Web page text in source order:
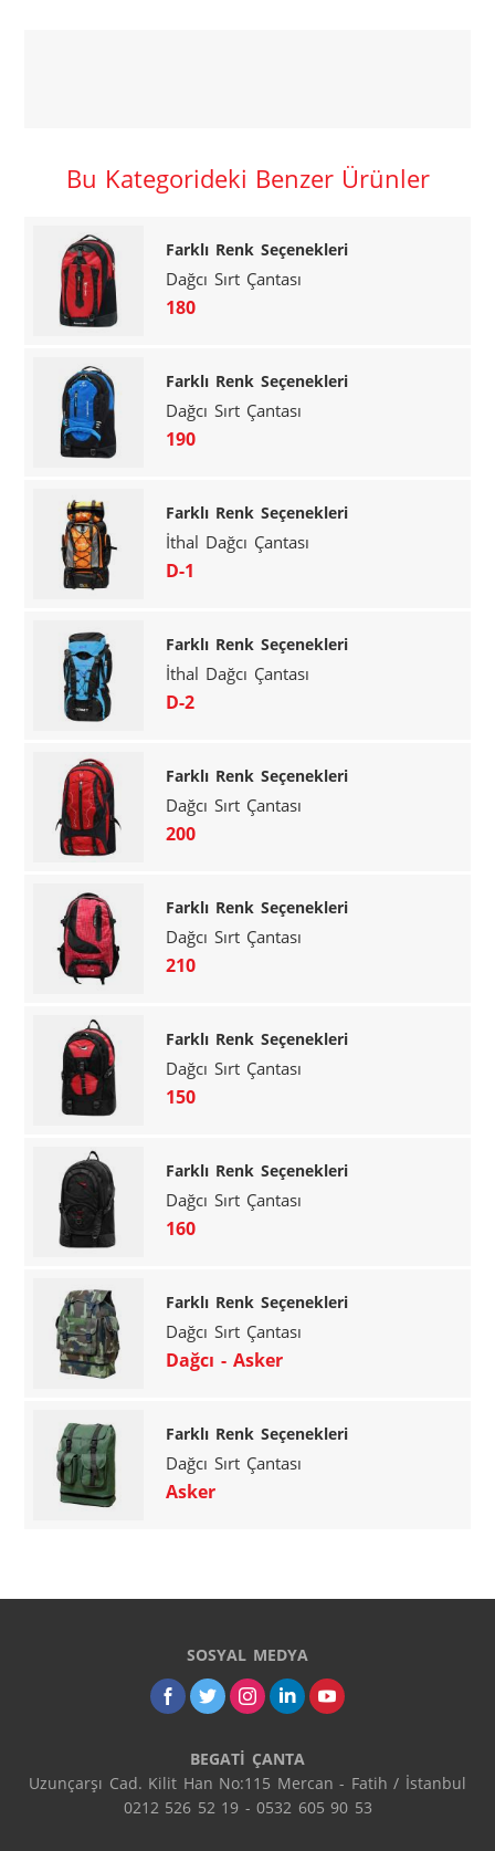
Bu Kategorideki Benzer Ürünler
Farklı Renk Seçenekleri
Dağcı Sırt Çantası
180
Farklı Renk Seçenekleri
Dağcı Sırt Çantası
190
Farklı Renk Seçenekleri
İthal Dağcı Çantası
D-1
Farklı Renk Seçenekleri
İthal Dağcı Çantası
D-2
Farklı Renk Seçenekleri
Dağcı Sırt Çantası
200
Farklı Renk Seçenekleri
Dağcı Sırt Çantası
210
Farklı Renk Seçenekleri
Dağcı Sırt Çantası
150
Farklı Renk Seçenekleri
Dağcı Sırt Çantası
160
Farklı Renk Seçenekleri
Dağcı Sırt Çantası
Dağcı - Asker
Farklı Renk Seçenekleri
Dağcı Sırt Çantası
Asker
SOSYAL MEDYA
BEGATİ ÇANTA
Uzunçarşı Cad. Kilit Han No:115 Mercan - Fatih / İstanbul
0212 526 52 19 - 0532 605 90 53